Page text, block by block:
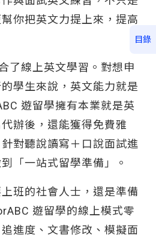
你把英文力提上來，提高
了線上英文學習。對想申
學生來說，英文能力就是
遊留學擁有本業就是英
辦後，還能獲得免費雅
對聽說讀寫＋口說面試進
「一站式留學準備」。
班的社會人士，還是準備
遊留學的線上模式零
進度、文書修改、模擬面
目錄